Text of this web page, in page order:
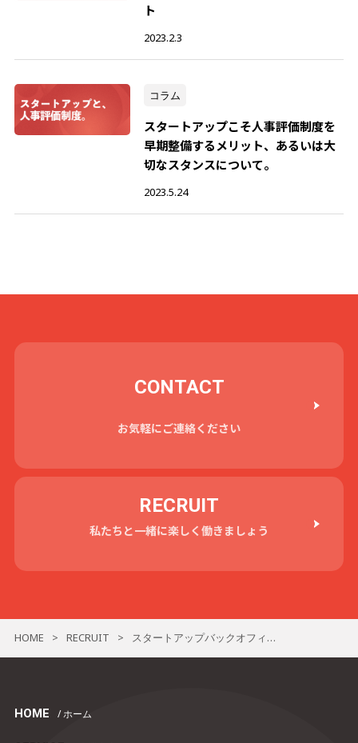
ト
2023.2.3
コラム
スタートアップこそ人事評価制度を
早期整備するメリット、あるいは大
切なスタンスについて。
2023.5.24
CONTACT
お気軽にご連絡ください
RECRUIT
私たちと一緒に楽しく働きましょう
HOME > RECRUIT > スタートアップバックオフィスは「攻め」の仕事である。
HOME / ホーム